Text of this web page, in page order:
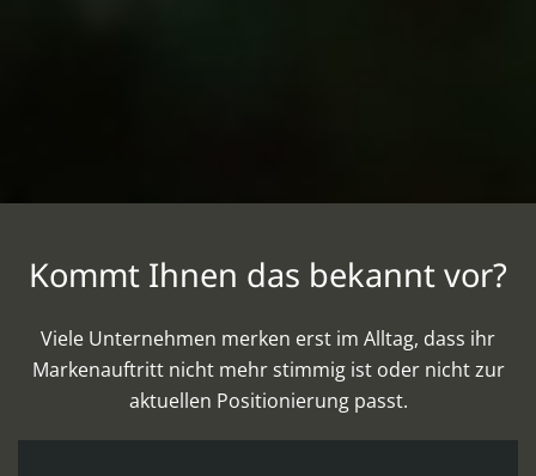
Kommt Ihnen das bekannt vor?
Viele Unternehmen merken erst im Alltag, dass ihr
Markenauftritt nicht mehr stimmig ist oder nicht zur
aktuellen Positionierung passt.